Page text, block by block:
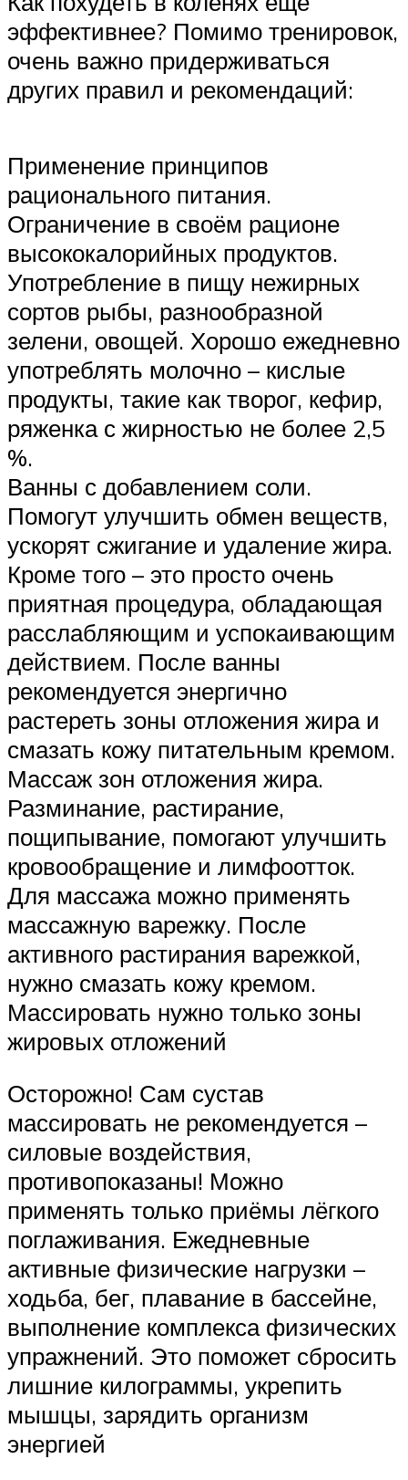
эффективнее? Помимо тренировок,
очень важно придерживаться
других правил и рекомендаций:
Применение принципов
рационального питания.
Ограничение в своём рационе
высококалорийных продуктов.
Употребление в пищу нежирных
сортов рыбы, разнообразной
зелени, овощей. Хорошо ежедневно
употреблять молочно – кислые
продукты, такие как творог, кефир,
ряженка с жирностью не более 2,5
%.
Ванны с добавлением соли.
Помогут улучшить обмен веществ,
ускорят сжигание и удаление жира.
Кроме того – это просто очень
приятная процедура, обладающая
расслабляющим и успокаивающим
действием. После ванны
рекомендуется энергично
растереть зоны отложения жира и
смазать кожу питательным кремом.
Массаж зон отложения жира.
Разминание, растирание,
пощипывание, помогают улучшить
кровообращение и лимфоотток.
Для массажа можно применять
массажную варежку. После
активного растирания варежкой,
нужно смазать кожу кремом.
Массировать нужно только зоны
жировых отложений
Осторожно! Сам сустав
массировать не рекомендуется –
силовые воздействия,
противопоказаны! Можно
применять только приёмы лёгкого
поглаживания. Ежедневные
активные физические нагрузки –
ходьба, бег, плавание в бассейне,
выполнение комплекса физических
упражнений. Это поможет сбросить
лишние килограммы, укрепить
мышцы, зарядить организм
энергией